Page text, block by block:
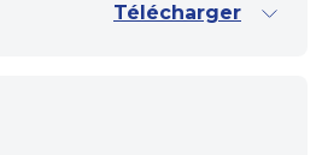
Télécharger